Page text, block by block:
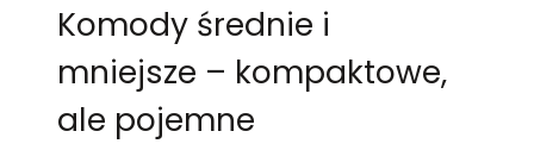
Komody średnie i
mniejsze – kompaktowe,
ale pojemne